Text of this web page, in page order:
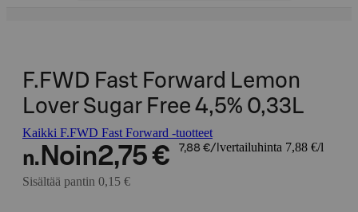
F.FWD Fast Forward Lemon
Lover Sugar Free 4,5% 0,33L
Kaikki F.FWD Fast Forward -tuotteet
n. Noin2,75 € 7,88 €/l vertailuhinta 7,88 €/l
Sisältää pantin 0,15 €